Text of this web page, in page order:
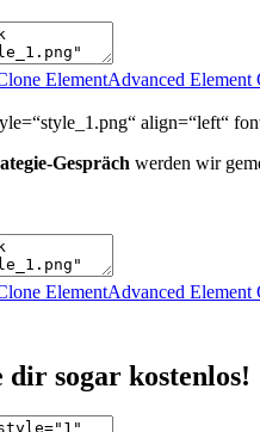
ElementAdvanced Element
align=“left“
Gespräch werden wir
ElementAdvanced Element
dir sogar kostenlos!